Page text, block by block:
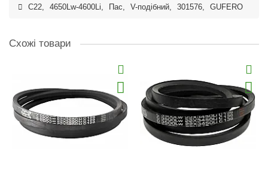
C22, 4650Lw-4600Li, Пас, V-подібний, 301576, GUFERO
Схожі товари